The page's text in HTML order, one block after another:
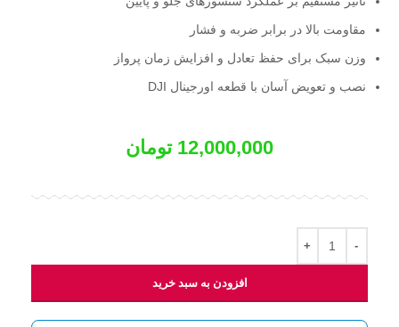
مقاومت بالا در برابر ضربه و فشار
وزن سبک برای حفظ تعادل و افزایش زمان پرواز
نصب و تعویض آسان با قطعه اورجینال DJI
12,000,000 تومان
افزودن به سبد خرید